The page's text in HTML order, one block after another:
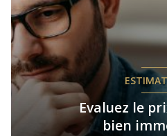
Evaluez le
bien